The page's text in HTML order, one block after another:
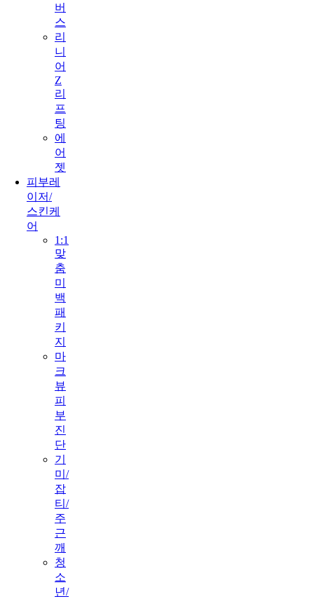
버
스
리
니
어
Z
리
프
팅
에
어
젯
피부레
이저/
스킨케
어
1:1
맞
춤
미
백
패
키
지
마
크
뷰
피
부
진
단
기
미/
잡
티/
주
근
깨
청
소
년/